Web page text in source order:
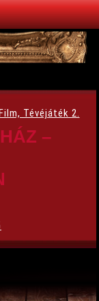
Film, Tévéjáték 2.
–